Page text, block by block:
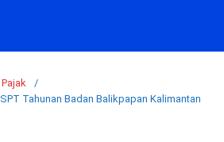
Tahunan Badan Balikpapan Kalimantan